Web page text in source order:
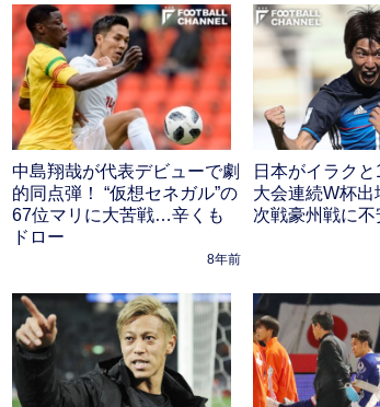
中島翔哉が代表デビューで劇
的同点弾！ “仮想セネガル”の
67位マリに大苦戦…辛くも
ドロー
8年前
日本がイラク
大会連続W杯
次戦豪州戦に不